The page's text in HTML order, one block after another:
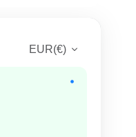
EUR(€)